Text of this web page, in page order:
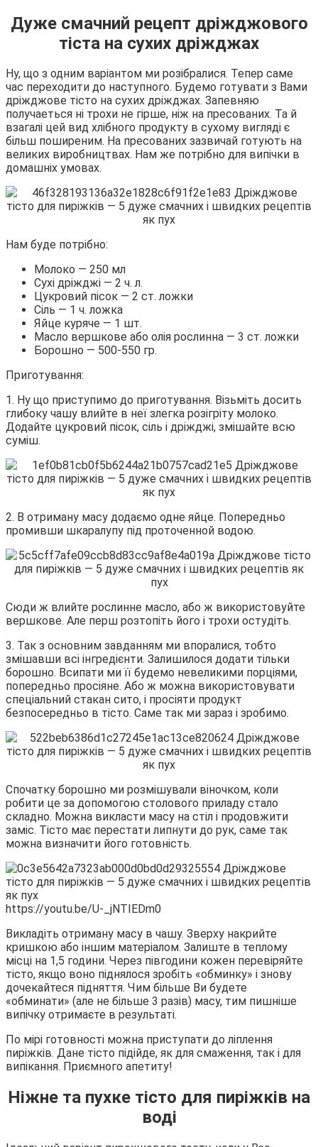
Дуже смачний рецепт дріжджового
тіста на сухих дріжджах
Ну, що з одним варіантом ми розібралися. Тепер саме
час переходити до наступного. Будемо готувати з Вами
дріжджове тісто на сухих дріжджах. Запевняю
получаеться ні трохи не гірше, ніж на пресованих. Та й
взагалі цей вид хлібного продукту в сухому вигляді є
більш поширеним. На пресованих зазвичай готують на
великих виробництвах. Нам же потрібно для випічки в
домашніх умовах.
Нам буде потрібно:
Молоко — 250 мл
Сухі дріжджі — 2 ч. л.
Цукровий пісок — 2 ст. ложки
Сіль — 1 ч. ложка
Яйце куряче — 1 шт.
Масло вершкове або олія рослинна — 3 ст. ложки
Борошно — 500-550 гр.
Приготування:
1. Ну що приступимо до приготування. Візьміть досить
глибоку чашу влийте в неї злегка розігріту молоко.
Додайте цукровий пісок, сіль і дріжджі, змішайте всю
суміш.
2. В отриману масу додаємо одне яйце. Попередньо
промивши шкаралупу під проточенной водою.
Сюди ж влийте рослинне масло, або ж використовуйте
вершкове. Але перш розтопіть його і трохи остудіть.
3. Так з основним завданням ми впоралися, тобто
змішавши всі інгредієнти. Залишилося додати тільки
борошно. Всипати ми її будемо невеликими порціями,
попередньо просіяне. Або ж можна використовувати
спеціальний стакан сито, і просіяти продукт
безпосередньо в тісто. Саме так ми зараз і зробимо.
Спочатку борошно ми розмішували віночком, коли
робити це за допомогою столового приладу стало
складно. Можна викласти масу на стіл і продовжити
заміс. Тісто має перестати липнути до рук, саме так
можна визначити його готовність.
https://youtu.be/U-_jNTIEDm0
Викладіть отриману масу в чашу. Зверху накрийте
кришкою або іншим матеріалом. Залиште в теплому
місці на 1,5 години. Через півгодини кожен перевіряйте
тісто, якщо воно піднялося зробіть «обминку» і знову
дочекайтеся підняття. Чим більше Ви будете
«обминати» (але не більше 3 разів) масу, тим пишніше
випічку отримаєте в результаті.
По мірі готовності можна приступати до ліплення
пиріжків. Дане тісто підійде, як для смаження, так і для
випікання. Приємного апетиту!
Ніжне та пухке тісто для пиріжків на
воді